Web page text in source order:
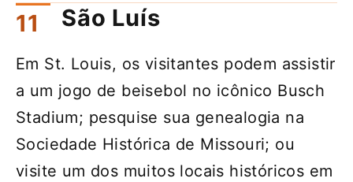
São Luís
Em St. Louis, os visitantes podem assistir
a um jogo de beisebol no icônico Busch
Stadium; pesquise sua genealogia na
Sociedade Histórica de Missouri; ou
visite um dos muitos locais históricos em